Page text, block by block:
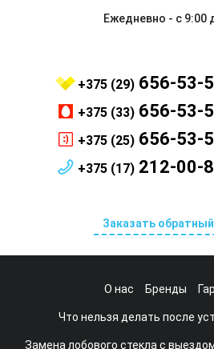
Ежедневно - с 9:00
+375 (29) 656-53-
+375 (33) 656-53-
+375 (25) 656-53-
+375 (17) 212-00-
Заказать
О нас Бренды
Что нельзя делать после
Замена лобового стекла с